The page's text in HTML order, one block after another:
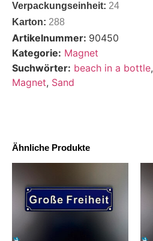
Verpackungseinheit: 24
Karton: 288
Artikelnummer: 90450
Kategorie: Magnet
Suchwörter: beach in a bottle,
Magnet, Sand
Ähnliche Produkte